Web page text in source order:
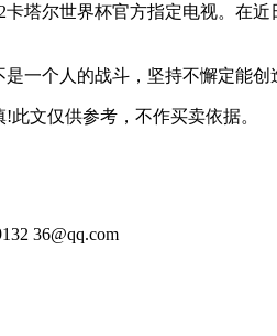
塔尔世界杯官方指定电视。在
一个人的战斗，坚持不懈定能
文仅供参考，不作买卖依据。
36@qq.com